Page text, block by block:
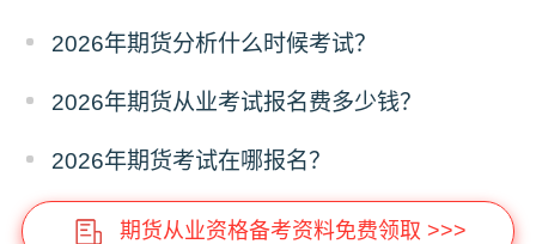
2026年期货分析什么时候考试？
2026年期货从业考试报名费多少钱？
2026年期货考试在哪报名？
期货从业资格备考资料免费领取 >>>